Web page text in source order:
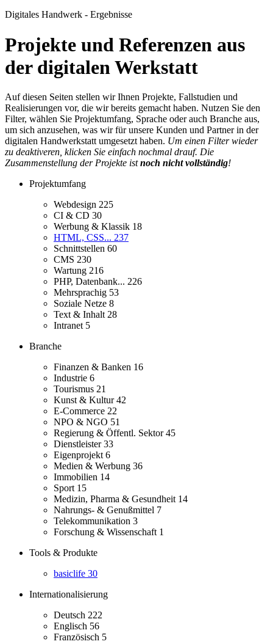
Digitales Handwerk - Ergebnisse
Projekte und Referenzen aus
der digitalen Werkstatt
Auf diesen Seiten stellen wir Ihnen Projekte, Fallstudien und
Realisierungen vor, die wir bereits gemacht haben. Nutzen Sie den
Filter, wählen Sie Projektumfang, Sprache oder auch Branche aus,
um sich anzusehen, was wir für unsere Kunden und Partner in der
digitalen Handwerkstatt umgesetzt haben. Um einen Filter wieder
zu deaktiveren, klicken Sie einfach nochmal drauf. Die
Zusammenstellung der Projekte istnoch nicht vollständig!
Projektumfang
Webdesign 225
CI & CD 30
Werbung & Klassik 18
HTML, CSS... 237
Schnittstellen 60
CMS 230
Wartung 216
PHP, Datenbank... 226
Mehrsprachig 53
Soziale Netze 8
Text & Inhalt 28
Intranet 5
Branche
Finanzen & Banken 16
Industrie 6
Tourismus 21
Kunst & Kultur42
E-Commerce 22
NPO & NGO 51
Regierung & Öffentl. Sektor45
Dienstleister33
Eigenprojekt 6
Medien & Werbung 36
Immobilien 14
Sport 15
Medizin, Pharma & Gesundheit 14
Nahrungs- & Genußmittel 7
Telekommunikation 3
Forschung & Wissenschaft 1
Tools & Produkte
basiclife 30
Internationalisierung
Deutsch 222
Englisch 56
Französisch 5